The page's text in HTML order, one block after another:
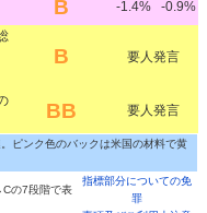
B -1.4% -0.9%
B 要人発言
BB 要人発言
ピンク色のバックは米国の材料で黄
の7段階で表
指標部分についての免
罪